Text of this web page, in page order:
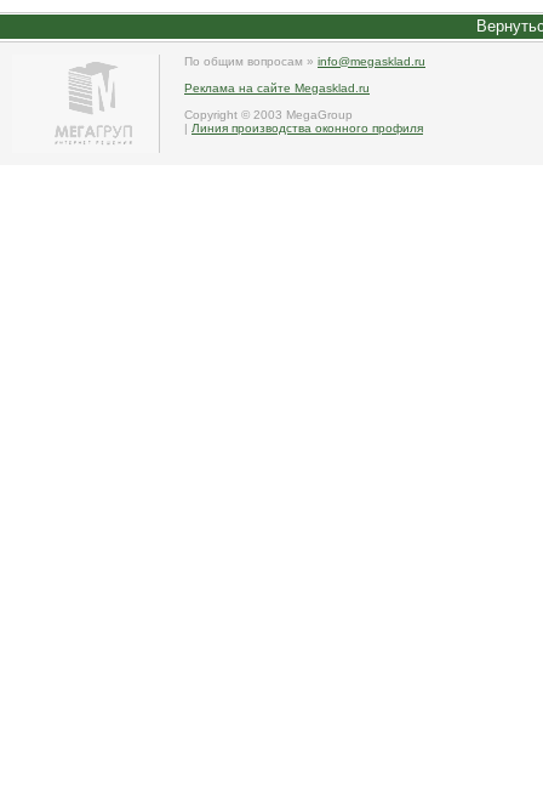
По общим вопросам » info@megasklad.ru
Реклама на сайте Megasklad.ru
Copyright © 2003 MegaGroup
| Линия производства оконного профиля